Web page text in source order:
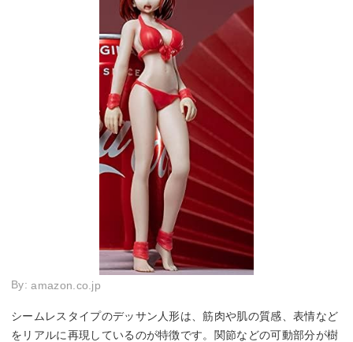
By:amazon.co.jp
シームレスタイプのデッサン人形は、筋肉や肌の質感、表情など
をリアルに再現しているのが特徴です。関節などの可動部分が樹